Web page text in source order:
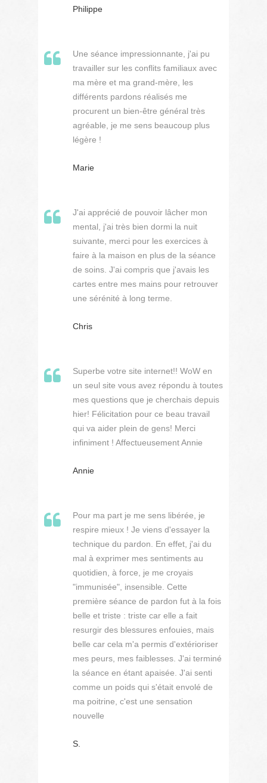
Philippe
Une séance impressionnante, j'ai pu
travailler sur les conflits familiaux avec
ma mère et ma grand-mère, les
différents pardons réalisés me
procurent un bien-être général très
agréable, je me sens beaucoup plus
légère !
Marie
J'ai apprécié de pouvoir lâcher mon
mental, j'ai très bien dormi la nuit
suivante, merci pour les exercices à
faire à la maison en plus de la séance
de soins. J'ai compris que j'avais les
cartes entre mes mains pour retrouver
une sérénité à long terme.
Chris
Superbe votre site internet!! WoW en
un seul site vous avez répondu à toutes
mes questions que je cherchais depuis
hier! Félicitation pour ce beau travail
qui va aider plein de gens! Merci
infiniment ! Affectueusement Annie
Annie
Pour ma part je me sens libérée, je
respire mieux ! Je viens d'essayer la
technique du pardon. En effet, j'ai du
mal à exprimer mes sentiments au
quotidien, à force, je me croyais
"immunisée", insensible. Cette
première séance de pardon fut à la fois
belle et triste : triste car elle a fait
resurgir des blessures enfouies, mais
belle car cela m'a permis d'extérioriser
mes peurs, mes faiblesses. J'ai terminé
la séance en étant apaisée. J'ai senti
comme un poids qui s'était envolé de
ma poitrine, c'est une sensation
nouvelle
S.